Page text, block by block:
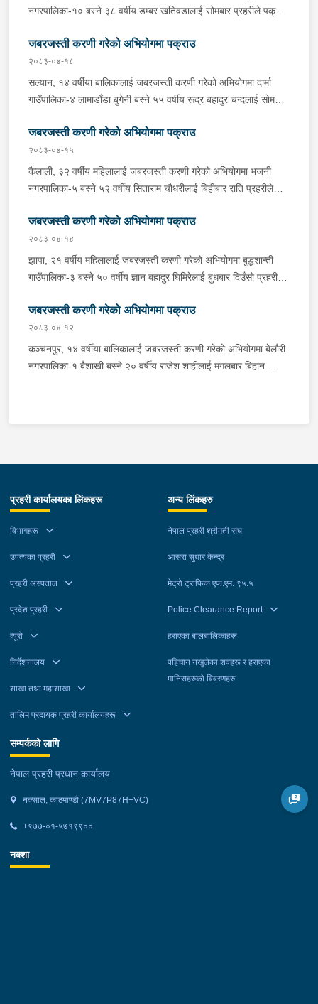
नगरपालिका-१० बस्ने ३८ वर्षीय डम्बर खतिवडालाई सोमबार प्रहरीले पक्राउ
आधारमा इलाका प्रहरी कार्यालय बेलबारीबाट खटिएको प्रहरीले उनलाई
पक्राउ गरेको हो । साथै प्रहरीले उक्त घटनामा संलग्न अन्य २ जनालाई
नियन्त्रणमा लिएको छ । यस सम्बन्धमा प्रहरीले आवश्यक अनुसन्धान
गरिरहेको छ ।
जबरजस्ती करणी गरेको अभियोगमा पक्राउ
२०८३-०४-१८
सल्यान, १४ वर्षीया बालिकालाई जबरजस्ती करणी गरेको अभियोगमा दार्मा
गाउँपालिका-४ लामाडाँडा बुगेनी बस्ने ५५ वर्षीय रूद्र बहादुर चन्दलाई सोमबार
गरेको भन्ने उजुरीको आधारमा इलाका प्रहरी कार्यालय दार्माबाट खटिएको
प्रहरीले उनलाई पक्राउ गरेको हो । यस सम्बन्धमा प्रहरीले आवश्यक
अनुसन्धान गरिरहेको छ ।
जबरजस्ती करणी गरेको अभियोगमा पक्राउ
२०८३-०४-१५
कैलाली, ३२ वर्षीय महिलालाई जबरजस्ती करणी गरेको अभियोगमा भजनी
नगरपालिका-५ बस्ने ५२ वर्षीय सिताराम चौधरीलाई बिहीबार राति प्रहरीले
उजुरीको आधारमा इलाका प्रहरी कार्यालय भजनीबाट खटिएको प्रहरीले
उनलाई पक्राउ गरेको हो । यस सम्बन्धमा प्रहरीले आवश्‍यक अनुसन्धान
गरिरहेको छ ।
जबरजस्ती करणी गरेको अभियोगमा पक्राउ
२०८३-०४-१४
झापा, २१ वर्षीय महिलालाई जबरजस्ती करणी गरेको अभियोगमा बुद्धशान्ती
गाउँपालिका-३ बस्ने ५० वर्षीय ज्ञान बहादुर घिमिरेलाई बुधबार दिउँसो प्रहरीले
उजुरीको आधारमा इलाका प्रहरी कार्यालय बुधबारेबाट खटिएको प्रहरीले
उनलाई पक्राउ गरेको हो ।यस सम्बन्धमा प्रहरीले आवश्यक अनुसन्धान
गरिरहेको छ ।
जबरजस्ती करणी गरेको अभियोगमा पक्राउ
२०८३-०४-१२
कञ्चनपुर, १४ वर्षीया बालिकालाई जबरजस्ती करणी गरेको अभियोगमा बेलौरी
नगरपालिका-१ बैशाखी बस्ने २० वर्षीय राजेश शाहीलाई मंगलबार बिहान
प्रहरी कार्यालयका लिंकहरू
विभागहरू
उपत्यका प्रहरी
प्रहरी अस्पताल
प्रदेश प्रहरी
व्यूरो
निर्देशनालय
शाखा तथा महाशाखा
तालिम प्रदायक प्रहरी कार्यालयहरू
अन्य लिंकहरु
नेपाल प्रहरी श्रीमती संघ
आसरा सुधार केन्द्र
मेट्रो ट्राफिक एफ.एम. ९५.५
Police Clearance Report
हराएका बालबालिकाहरू
पहिचान नखुलेका शवहरू र हराएका
मानिसहरुको विवरणहरु
सम्पर्कको लागि
नेपाल प्रहरी प्रधान कार्यालय
नक्साल, काठमाण्डौ (7MV7P87H+VC)
+९७७-०१-५७१९९००
नक्शा